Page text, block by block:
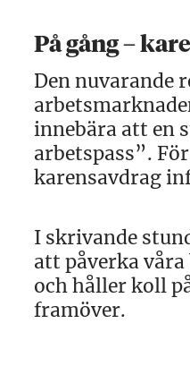
På gång –
Den nuvarande
innebära att en
arbetspass”.
karensavdrag
I skrivande
att påverka
och håller koll
framöver.